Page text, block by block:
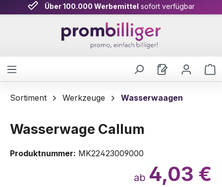
Zum Hauptinhalt springen
Über 100.000 Werbemittel sofort verfügbar
Sortiment Werkzeuge Wasserwaagen
Wasserwage Callum
Produktnummer: MK22423009000
ab 4,03 €